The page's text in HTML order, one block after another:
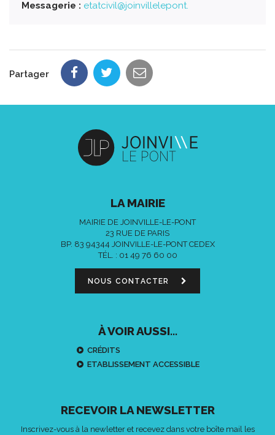
Messagerie : etatcivil@joinvillelepont.
Partager
LA MAIRIE
MAIRIE DE JOINVILLE-LE-PONT
23 RUE DE PARIS
BP. 83 94344 JOINVILLE-LE-PONT CEDEX
TÉL. : 01 49 76 60 00
NOUS CONTACTER
À VOIR AUSSI...
CRÉDITS
ETABLISSEMENT ACCESSIBLE
RECEVOIR LA NEWSLETTER
Inscrivez-vous à la newletter et recevez dans votre boîte mail les